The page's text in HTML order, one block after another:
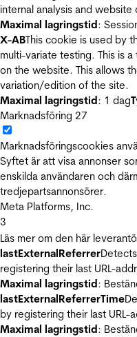
internal analysis and website
Maximal lagringstid:
X-ABThis cookie is used by
multi-variate testing. This is
on the website. This allows
variation/edition of the site.
Maximal lagringstid: 1 dag
Marknadsföring 27
Marknadsföringscookies
Syftet är att visa annonser
enskilda användaren och
tredjepartsannonsörer.
Meta Platforms, Inc.
3
Läs mer om den här
lastExternalReferrer
registering their last URL-
Maximal lagringstid:
lastExternalReferrerTime
by registering their last URL-
Maximal lagringstid: